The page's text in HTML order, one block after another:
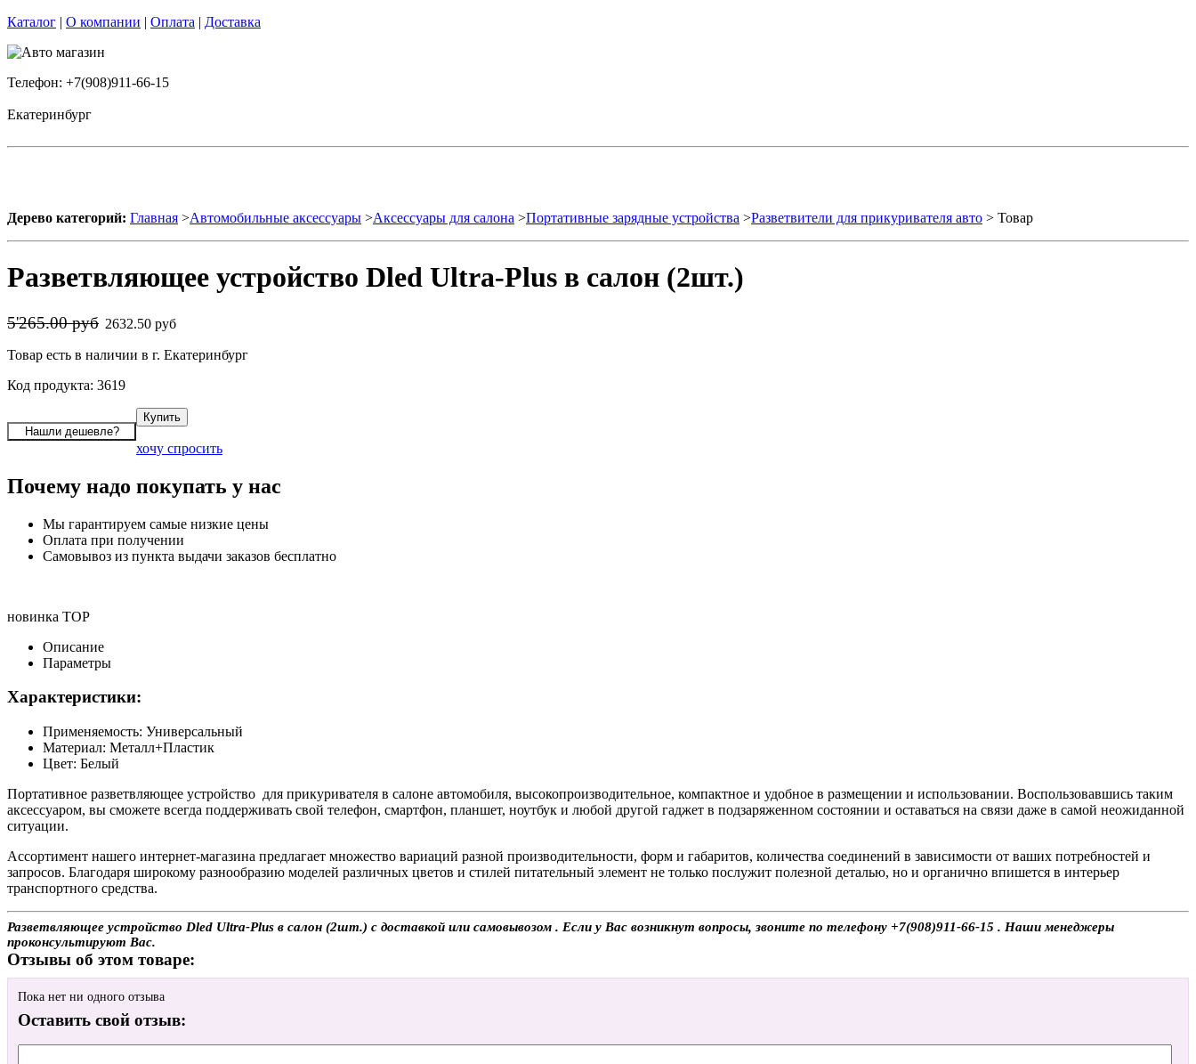
Каталог | О компании | Оплата | Доставка
Телефон: +7(908)911-66-15
Екатеринбург
Дерево категорий: Главная >Автомобильные аксессуары >Аксессуары для салона >Портативные зарядные устройства >Разветвители для прикуривателя авто > Товар
Разветвляющее устройство Dled Ultra-Plus в салон (2шт.)
5'265.00 руб 2632.50 руб
Товар есть в наличии в г. Екатеринбург
Код продукта: 3619
хочу спросить
Почему надо покупать у нас
Мы гарантируем самые низкие цены
Оплата при получении
Самовывоз из пункта выдачи заказов бесплатно
новинка TOP
Описание
Параметры
Характеристики:
Применяемость: Универсальный
Материал: Металл+Пластик
Цвет: Белый
Портативное разветвляющее устройство для прикуривателя в салоне автомобиля, высокопроизводительное, компактное и удобное в размещении и использовании. Воспользовавшись таким
аксессуаром, вы сможете всегда поддерживать свой телефон, смартфон, планшет, ноутбук и любой другой гаджет в подзаряженном состоянии и оставаться на связи даже в самой неожиданной
ситуации.
Ассортимент нашего интернет-магазина предлагает множество вариаций разной производительности, форм и габаритов, количества соединений в зависимости от ваших потребностей и
запросов. Благодаря широкому разнообразию моделей различных цветов и стилей питательный элемент не только послужит полезной деталью, но и органично впишется в интерьер
транспортного средства.
Разветвляющее устройство Dled Ultra-Plus в салон (2шт.) с доставкой или самовывозом . Если у Вас возникнут вопросы, звоните по телефону +7(908)911-66-15 . Наши менеджеры
проконсультируют Вас.
Отзывы об этом товаре:
Пока нет ни одного отзыва
Оставить свой отзыв: